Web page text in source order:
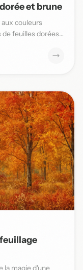
et brune
couleurs
de feuilles dorées
la magie d'une